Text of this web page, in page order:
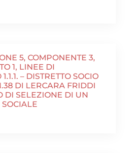
5, COMPONENTE 3,
1, LINEE DI
– DISTRETTO SOCIO
DI LERCARA FRIDDI
DI SELEZIONE DI UN